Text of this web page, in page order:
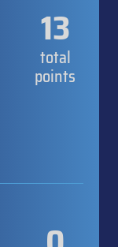
13
total
points